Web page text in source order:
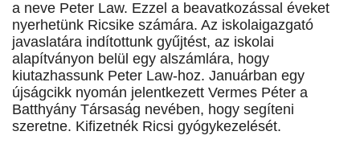
a neve Peter Law. Ezzel a beavatkozással éveket
nyerhetünk Ricsike számára. Az iskolaigazgató
javaslatára indítottunk gyűjtést, az iskolai
alapítványon belül egy alszámlára, hogy
kiutazhassunk Peter Law-hoz. Januárban egy
újságcikk nyomán jelentkezett Vermes Péter a
Batthyány Társaság nevében, hogy segíteni
szeretne. Kifizetnék Ricsi gyógykezelését.